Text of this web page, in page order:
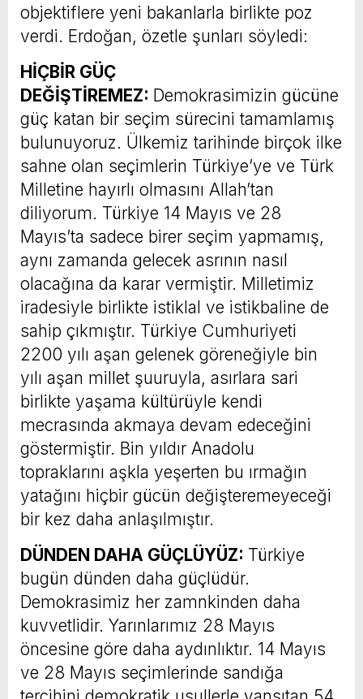
objektiflere yeni bakanlarla birlikte poz
verdi. Erdoğan, özetle şunları söyledi:
HİÇBİR GÜÇ
DEĞİŞTİREMEZ: Demokrasimizin gücüne
güç katan bir seçim sürecini tamamlamış
bulunuyoruz. Ülkemiz tarihinde birçok ilke
sahne olan seçimlerin Türkiye’ye ve Türk
Milletine hayırlı olmasını Allah’tan
diliyorum. Türkiye 14 Mayıs ve 28
Mayıs’ta sadece birer seçim yapmamış,
aynı zamanda gelecek asrının nasıl
olacağına da karar vermiştir. Milletimiz
iradesiyle birlikte istiklal ve istikbaline de
sahip çıkmıştır. Türkiye Cumhuriyeti
2200 yılı aşan gelenek göreneğiyle bin
yılı aşan millet şuuruyla, asırlara sari
birlikte yaşama kültürüyle kendi
mecrasında akmaya devam edeceğini
göstermiştir. Bin yıldır Anadolu
topraklarını aşkla yeşerten bu ırmağın
yatağını hiçbir gücün değişteremeyeceği
bir kez daha anlaşılmıştır.
DÜNDEN DAHA GÜÇLÜYÜZ: Türkiye
bugün dünden daha güçlüdür.
Demokrasimiz her zamnkinden daha
kuvvetlidir. Yarınlarımız 28 Mayıs
öncesine göre daha aydınlıktır. 14 Mayıs
ve 28 Mayıs seçimlerinde sandığa